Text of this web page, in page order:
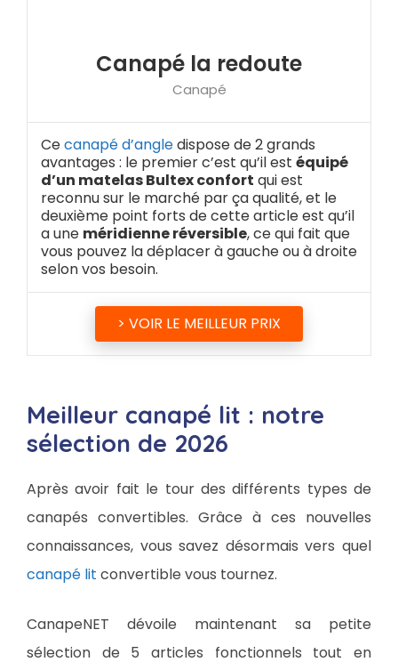
Canapé la redoute
Canapé
Cecanapé d’angledispose de 2 grands
avantages : le premier c’est qu’il est équipé
d’un matelas Bultex confort qui est
reconnu sur le marché par ça qualité, et le
deuxième point forts de cette article est qu’il
a une méridienne réversible, ce qui fait que
vous pouvez la déplacer à gauche ou à droite
selon vos besoin.
> VOIR LE MEILLEUR PRIX
Meilleur canapé lit : notre
sélection de 2026
Après avoir fait le tour des différents types de
canapés convertibles. Grâce à ces nouvelles
connaissances, vous savez désormais vers quel
canapé lit convertible vous tournez.
CanapeNET dévoile maintenant sa petite
sélection de 5 articles fonctionnels tout en